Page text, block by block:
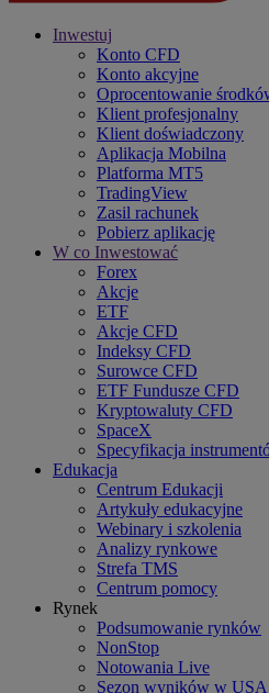
Inwestuj
Konto CFD
Konto akcyjne
Oprocentowanie
Klient profesjonalny
Klient doświadczony
Aplikacja Mobilna
Platforma MT5
TradingView
Zasil rachunek
Pobierz aplikację
W co Inwestować
Forex
Akcje
ETF
Akcje CFD
Indeksy CFD
Surowce CFD
ETF Fundusze CFD
Kryptowaluty CFD
SpaceX
Specyfikacja
Edukacja
Centrum Edukacji
Artykuły edukacyjne
Webinary i szkolenia
Analizy rynkowe
Strefa TMS
Centrum pomocy
Rynek
Podsumowanie rynków
NonStop
Notowania Live
Sezon wyników w USA